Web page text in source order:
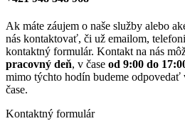
Ak máte záujem o naše služby alebo
nás kontaktovať, či už emailom,
kontaktný formulár. Kontakt na nás
pracovný deň, v čase od 9:00 do
mimo týchto hodín budeme odpovedať
čase.
Kontaktný formulár